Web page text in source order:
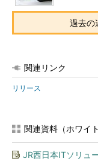
過去の
関連リンク
リリース
関連資料（ホワイ
JR西日本ITソリュ